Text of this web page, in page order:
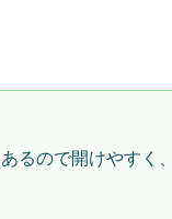
るので開けやすく